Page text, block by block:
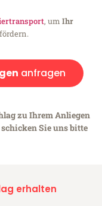
, um Ihr
anfragen
zu Ihrem Anliegen
Sie uns bitte
erhalten